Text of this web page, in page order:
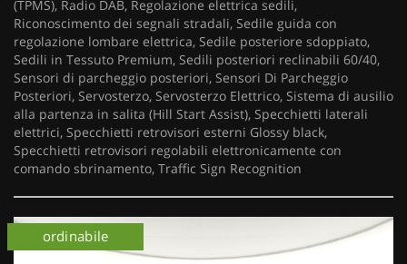
(TPMS), Radio DAB, Regolazione elettrica sedili,
Riconoscimento dei segnali stradali, Sedile guida con
regolazione lombare elettrica, Sedile posteriore sdoppiato,
Sedili in Tessuto Premium, Sedili posteriori reclinabili 60/40,
Sensori di parcheggio posteriori, Sensori Di Parcheggio
Posteriori, Servosterzo, Servosterzo Elettrico, Sistema di ausilio
alla partenza in salita (Hill Start Assist), Specchietti laterali
elettrici, Specchietti retrovisori esterni Glossy black,
Specchietti retrovisori regolabili elettronicamente con
comando sbrinamento, Traffic Sign Recognition
ordinabile